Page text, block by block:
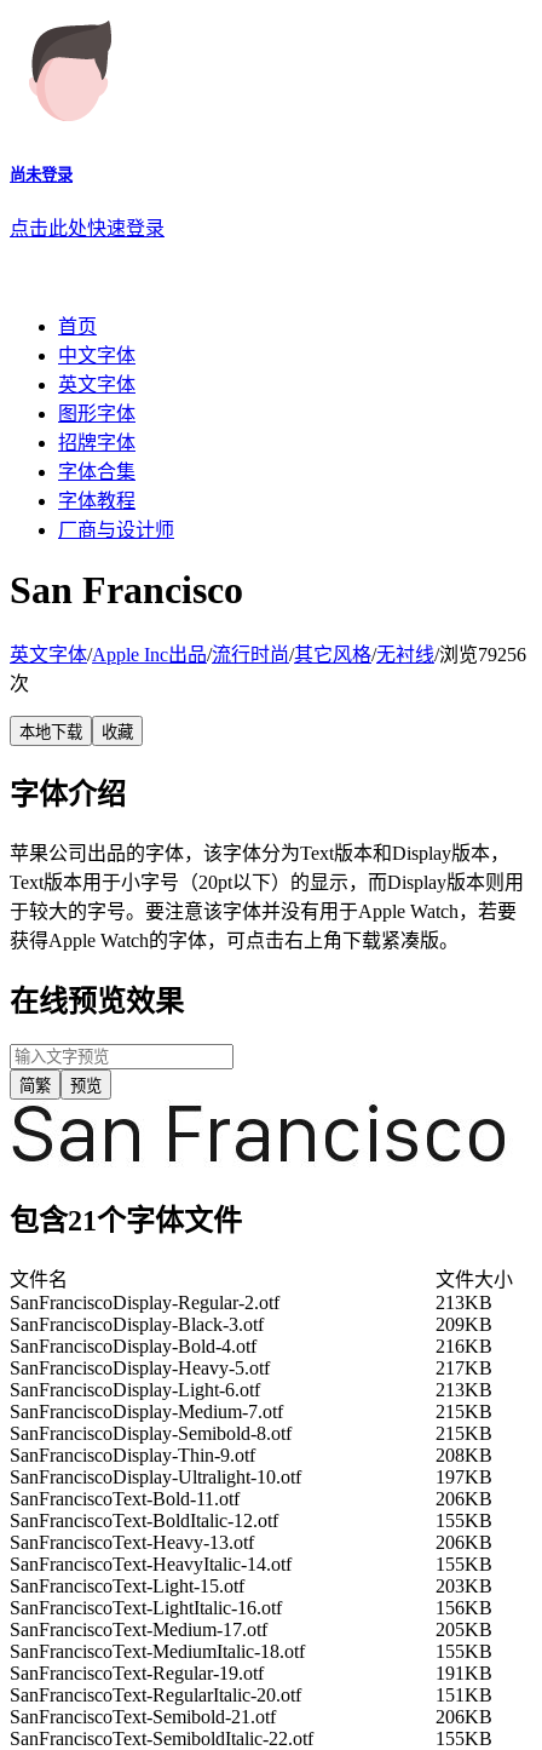
尚未登录
点击此处快速登录
首页
中文字体
英文字体
图形字体
招牌字体
字体合集
字体教程
厂商与设计师
San Francisco
英文字体/Apple Inc出品/流行时尚/其它风格/无衬线/浏览79256
次
本地下载 收藏
字体介绍
苹果公司出品的字体，该字体分为Text版本和Display版本，
Text版本用于小字号（20pt以下）的显示，而Display版本则用
于较大的字号。要注意该字体并没有用于Apple Watch，若要
获得Apple Watch的字体，可点击右上角下载紧凑版。
在线预览效果
简繁 预览
包含21个字体文件
文件名
文件大小
SanFranciscoDisplay-Regular-2.otf
213KB
SanFranciscoDisplay-Black-3.otf
209KB
SanFranciscoDisplay-Bold-4.otf
216KB
SanFranciscoDisplay-Heavy-5.otf
217KB
SanFranciscoDisplay-Light-6.otf
213KB
SanFranciscoDisplay-Medium-7.otf
215KB
SanFranciscoDisplay-Semibold-8.otf
215KB
SanFranciscoDisplay-Thin-9.otf
208KB
SanFranciscoDisplay-Ultralight-10.otf
197KB
SanFranciscoText-Bold-11.otf
206KB
SanFranciscoText-BoldItalic-12.otf
155KB
SanFranciscoText-Heavy-13.otf
206KB
SanFranciscoText-HeavyItalic-14.otf
155KB
SanFranciscoText-Light-15.otf
203KB
SanFranciscoText-LightItalic-16.otf
156KB
SanFranciscoText-Medium-17.otf
205KB
SanFranciscoText-MediumItalic-18.otf
155KB
SanFranciscoText-Regular-19.otf
191KB
SanFranciscoText-RegularItalic-20.otf
151KB
SanFranciscoText-Semibold-21.otf
206KB
SanFranciscoText-SemiboldItalic-22.otf
155KB